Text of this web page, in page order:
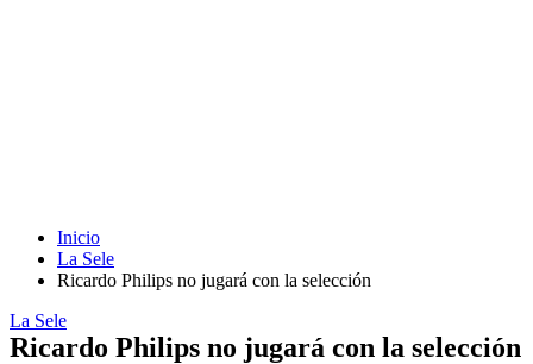
Inicio
La Sele
Ricardo Philips no jugará con la selección
La Sele
Ricardo Philips no jugará con la selección